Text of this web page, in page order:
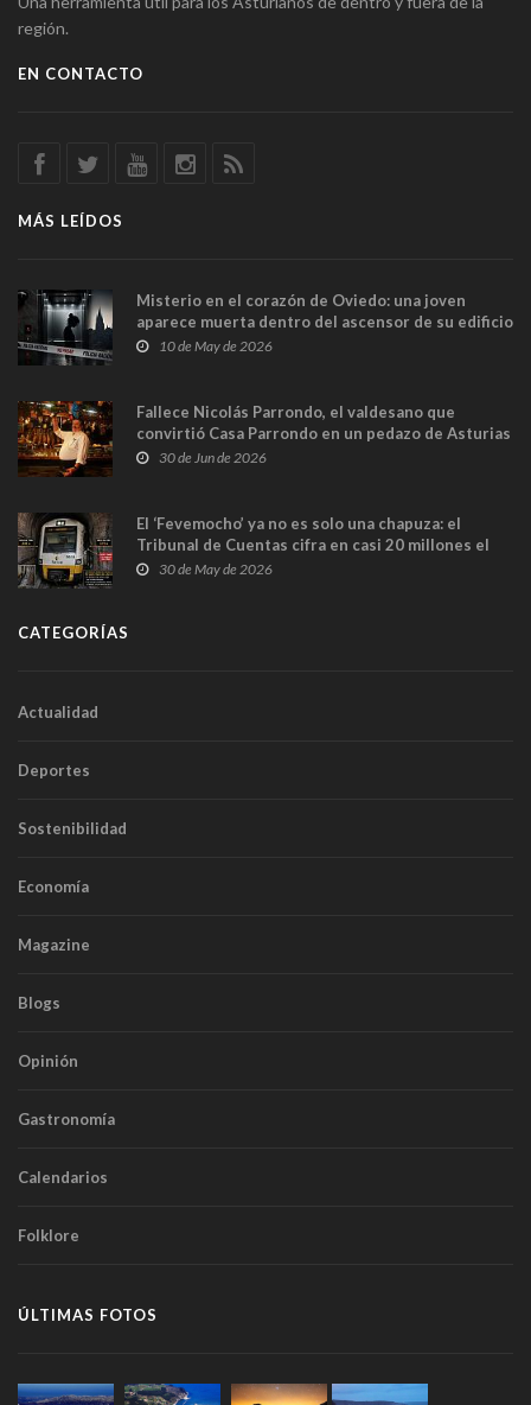
región.
EN CONTACTO
MÁS LEÍDOS
Misterio en el corazón de Oviedo: una joven
aparece muerta dentro del ascensor de su edificio
y las cámaras captan sus últimos minutos
10 de May de 2026
Fallece Nicolás Parrondo, el valdesano que
convirtió Casa Parrondo en un pedazo de Asturias
en Madrid
30 de Jun de 2026
El ‘Fevemocho’ ya no es solo una chapuza: el
Tribunal de Cuentas cifra en casi 20 millones el
sobrecoste de los trenes que no cabían por los
30 de May de 2026
CATEGORÍAS
Actualidad
Deportes
Sostenibilidad
Economía
Magazine
Blogs
Opinión
Gastronomía
Calendarios
Folklore
ÚLTIMAS FOTOS